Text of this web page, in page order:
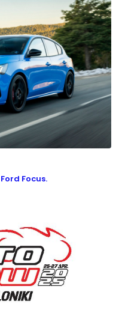
Ford Focus.